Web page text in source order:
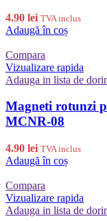
4.90 lei TVA inclus
Adaugă în coș
Compara
Vizualizare rapida
Adauga in lista de
Magneti rotunzi
MCNR-08
4.90 lei TVA inclus
Adaugă în coș
Compara
Vizualizare rapida
Adauga in lista de